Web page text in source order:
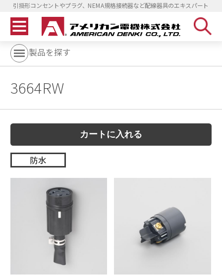
引掛形コンセントやプラグ、NEMA規格接続器など配線器具のエキスパート
製品を探す
3664RW
防水